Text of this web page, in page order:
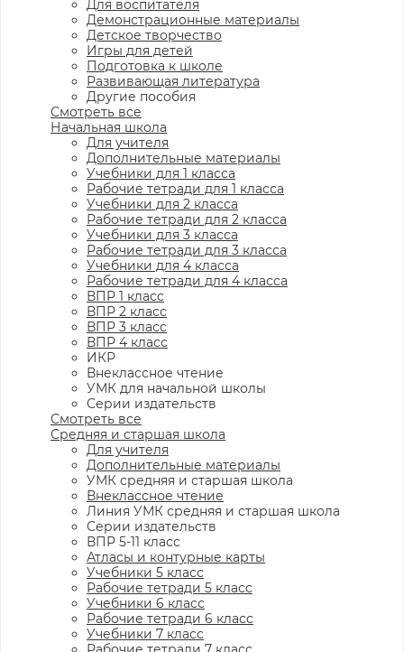
Для воспитателя
Демонстрационные материалы
Детское творчество
Игры для детей
Подготовка к школе
Развивающая литература
Другие пособия
Смотреть все
Начальная школа
Для учителя
Дополнительные материалы
Учебники для 1 класса
Рабочие тетради для 1 класса
Учебники для 2 класса
Рабочие тетради для 2 класса
Учебники для 3 класса
Рабочие тетради для 3 класса
Учебники для 4 класса
Рабочие тетради для 4 класса
ВПР 1 класс
ВПР 2 класс
ВПР 3 класс
ВПР 4 класс
ИКР
Внеклассное чтение
УМК для начальной школы
Серии издательств
Смотреть все
Средняя и старшая школа
Для учителя
Дополнительные материалы
УМК средняя и старшая школа
Внеклассное чтение
Линия УМК средняя и старшая школа
Серии издательств
ВПР 5-11 класс
Атласы и контурные карты
Учебники 5 класс
Рабочие тетради 5 класс
Учебники 6 класс
Рабочие тетради 6 класс
Учебники 7 класс